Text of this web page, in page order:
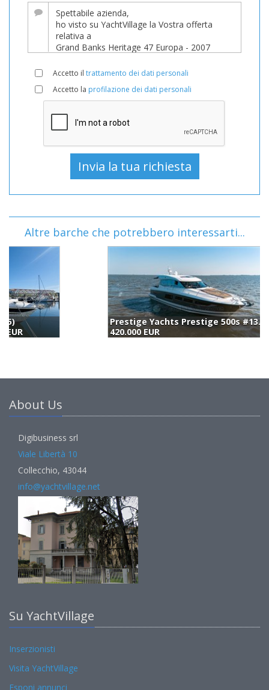
Accetto il trattamento dei dati personali
Accetto la profilazione dei dati personali
Altre barche che potrebbero interessarti...
Prestige Yachts Prestige 500s #13 (2011)
About Us
Digibusiness srl
Viale Libertà 10
Collecchio, 43044
info@yachtvillage.net
Su YachtVillage
Inserzionisti
Visita YachtVillage
Esponi annunci